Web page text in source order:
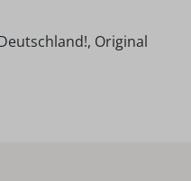
Original